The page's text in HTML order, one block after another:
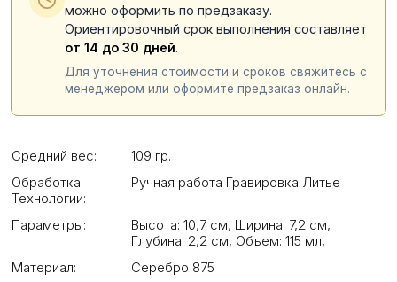
можно оформить по предзаказу.
Ориентировочный срок выполнения составляет
от 14 до 30 дней.
Для уточнения стоимости и сроков свяжитесь с
менеджером или оформите предзаказ онлайн.
Средний вес:
109 гр.
Обработка.
Технологии:
Ручная работа Гравировка Литье
Параметры: Высота: 10,7 см, Ширина: 7,2 см,
Глубина: 2,2 см, Объем: 115 мл,
Материал:
Серебро 875